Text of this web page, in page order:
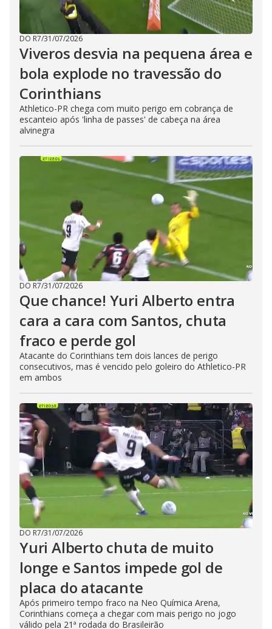
DO R7/31/07/2026
Viveros desvia na pequena área e
bola explode no travessão do
Corinthians
Athletico-PR chega com muito perigo em cobrança de
escanteio após 'linha de passes' de cabeça na área
alvinegra
DO R7/31/07/2026
Que chance! Yuri Alberto entra
cara a cara com Santos, chuta
fraco e perde gol
Atacante do Corinthians tem dois lances de perigo
consecutivos, mas é vencido pelo goleiro do Athletico-PR
em ambos
DO R7/31/07/2026
Yuri Alberto chuta de muito
longe e Santos impede gol de
placa do atacante
Após primeiro tempo fraco na Neo Química Arena,
Corinthians começa a chegar com mais perigo no jogo
válido pela 21ª rodada do Brasileirão